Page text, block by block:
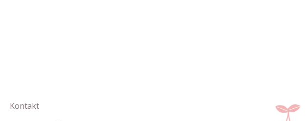
Kontakt